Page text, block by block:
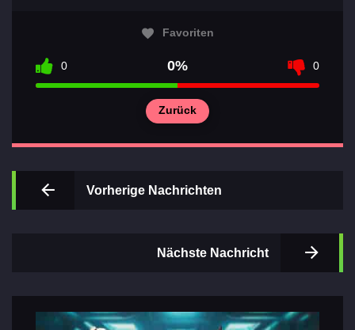
Wichtigsten
der Spiele
Kontakte
Favoriten
0 0% 0
Zurück
Vorherige Nachrichten
Nächste Nachricht